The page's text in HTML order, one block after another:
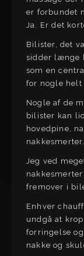
er forbundet
Ja. Er det
Bilister, det
sidder længe
som en
for nogle
Nogle af de
bilister kan
hovedpine,
nakkesmerter.
Jeg ved
fremover i
Enhver
undgå at
forringelse
nakke og